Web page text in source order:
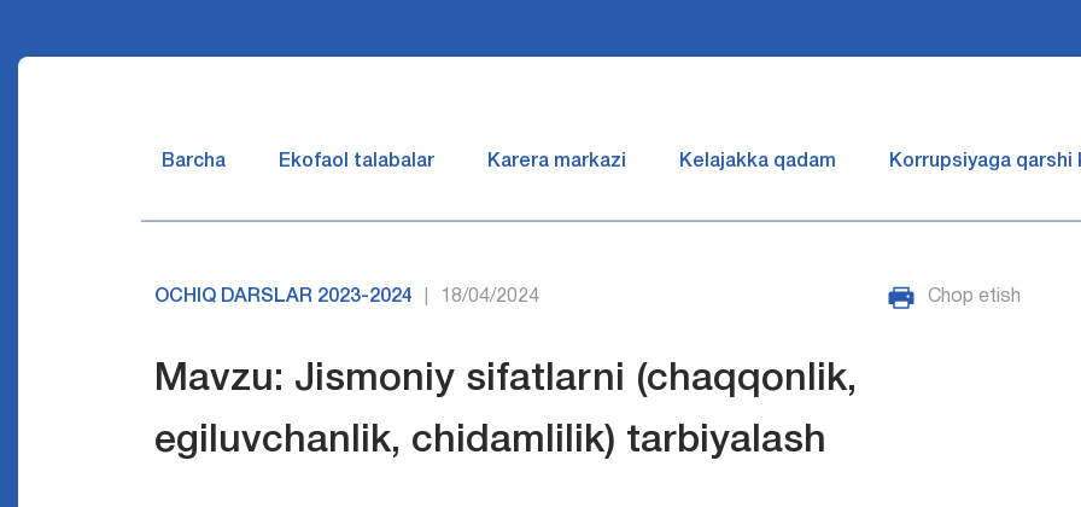
Barcha Ekofaol talabalar Karera markazi Kelajakka qadam Korrupsiyaga qarshi
OCHIQ DARSLAR 2023-2024 18/04/2024 Chop etish
Mavzu: Jismoniy sifatlarni (chaqqonlik,
egiluvchanlik, chidamlilik) tarbiyalash